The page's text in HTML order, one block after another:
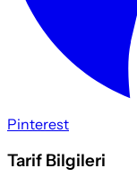
Pinterest
Tarif Bilgileri